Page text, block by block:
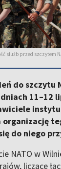
służb przed szczytem
do szczytu
11–12
do niego
NATO w
liczące